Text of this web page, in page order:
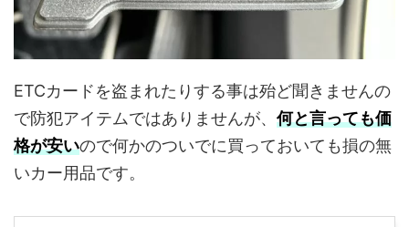
ETCカードを盗まれたりする事は殆ど聞きませんの
で防犯アイテムではありませんが、 何と言っても価
格が安いので何かのついでに買っておいても損の無
いカー用品です。